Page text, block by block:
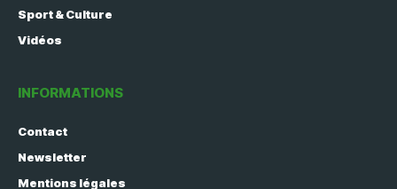
Sport & Culture
Vidéos
INFORMATIONS
Contact
Newsletter
Mentions légales